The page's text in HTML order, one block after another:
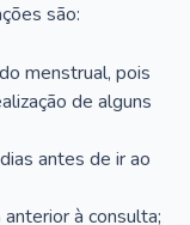
são:
menstrual, pois
de alguns
antes de ir ao
à consulta;